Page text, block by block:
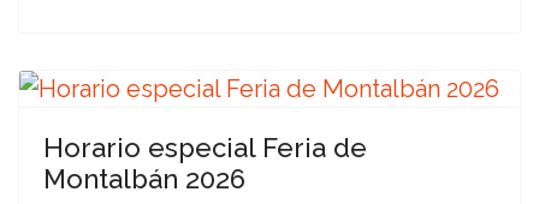
Horario especial Feria de
Montalbán 2026